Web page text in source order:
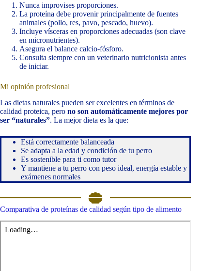
Nunca improvises proporciones.
La proteína debe provenir principalmente de fuentes
animales (pollo, res, pavo, pescado, huevo).
Incluye vísceras en proporciones adecuadas (son clave
en micronutrientes).
Asegura el balance calcio-fósforo.
Consulta siempre con un veterinario nutricionista antes
de iniciar.
Mi opinión profesional
Las dietas naturales pueden ser excelentes en términos de
calidad proteica, pero no son automáticamente mejores por
ser “naturales”. La mejor dieta es la que:
Está correctamente balanceada
Se adapta a la edad y condición de tu perro
Es sostenible para ti como tutor
Y mantiene a tu perro con peso ideal, energía estable y
exámenes normales
Comparativa de proteínas de calidad según tipo de alimento